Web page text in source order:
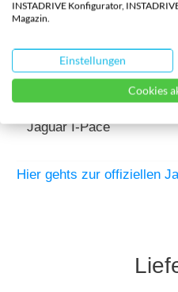
Name
Jaguar I-Pace
Hier gehts zur offiziellen
INSTADRIVE Konfigurator,
Magazin.
Einstellungen
Cookies